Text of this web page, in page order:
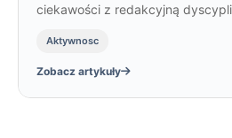
ciekawości z redakcyjną
Aktywnosc
Zobacz artykuły